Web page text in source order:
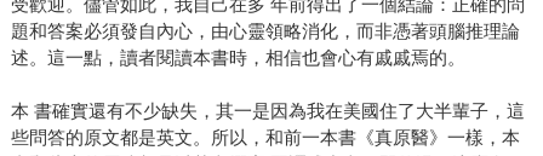
受歡迎。儘管如此，我自己在多 年前得出了一個結論：正確的問
題和答案必須發自內心，由心靈領略消化，而非憑著頭腦推理論
述。這一點，讀者閱讀本書時，相信也會心有戚戚焉的。
本 書確實還有不少缺失，其一是因為我在美國住了大半輩子，這
些問答的原文都是英文。所以，和前一本書《真原醫》一樣，本